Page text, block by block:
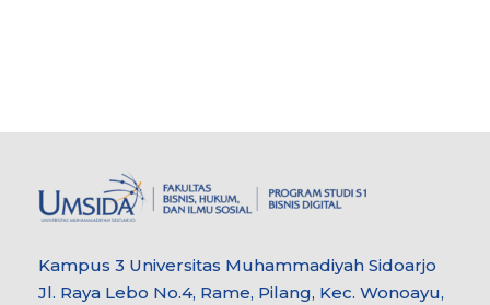
Kampus 3 Universitas Muhammadiyah Sidoarjo
Jl. Raya Lebo No.4, Rame, Pilang, Kec. Wonoayu,